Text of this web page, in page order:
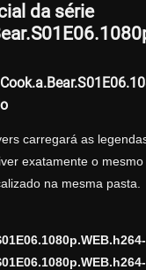
da série
carregará as
exatamente o
na mesma pasta.